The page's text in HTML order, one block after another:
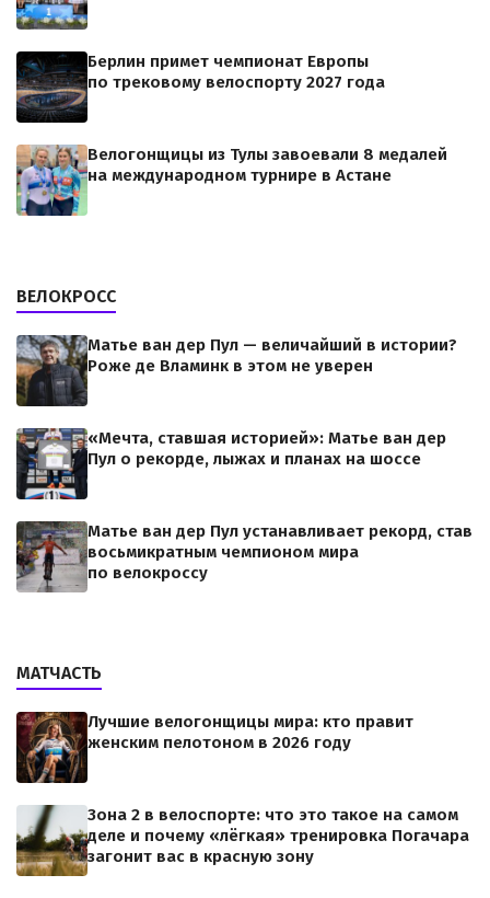
Берлин примет чемпионат Европы
по трековому велоспорту 2027 года
Велогонщицы из Тулы завоевали 8 медалей
на международном турнире в Астане
ВЕЛОКРОСС
Матье ван дер Пул — величайший в истории?
Роже де Вламинк в этом не уверен
«Мечта, ставшая историей»: Матье ван дер
Пул о рекорде, лыжах и планах на шоссе
Матье ван дер Пул устанавливает рекорд, став
восьмикратным чемпионом мира
по велокроссу
МАТЧАСТЬ
Лучшие велогонщицы мира: кто правит
женским пелотоном в 2026 году
Зона 2 в велоспорте: что это такое на самом
деле и почему «лёгкая» тренировка Погачара
загонит вас в красную зону